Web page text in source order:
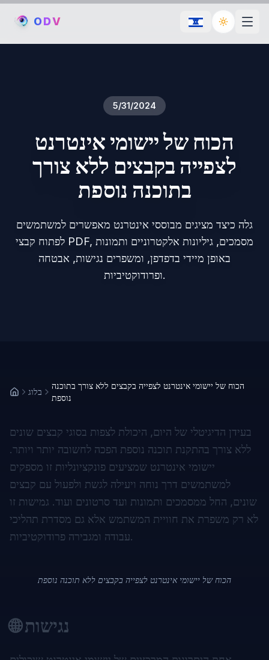
ODV Toggle
5/31/2024
הכוח של יישומי אינטרנט
לצפייה בקבצים ללא צורך
בתוכנה נוספת
גלה כיצד מציגים מבוססי אינטרנט מאפשרים למשתמשים
לפתוח קבצי PDF, מסמכים, גיליונות אלקטרוניים ותמונות
באופן מיידי בדפדפן, ומשפרים נגישות, אבטחה
ופרודוקטיביות.
בלוג
הכוח של יישומי אינטרנט לצפייה בקבצים ללא צורך בתוכנה
נוספת
בעידן הדיגיטלי של היום, היכולת לצפות בסוגי קבצים שונים
ללא צורך בהתקנת תוכנה נוספת הפכה לחשובה יותר ויותר.
יישומי אינטרנט שמציעים פונקציונליות זו מספקים
למשתמשים דרך נוחה ויעילה לגשת ולפעול עם קבצים
שונים, החל ממסמכים ותמונות ועד סרטונים ועוד. גמישות זו
לא רק משפרת את חוויית המשתמש אלא גם מסדרת תהליכי
עבודה ומגבירה פרודוקטיביות.
הכוח של יישומי אינטרנט לצפייה בקבצים ללא תוכנה נוספת
🌐 נגישות